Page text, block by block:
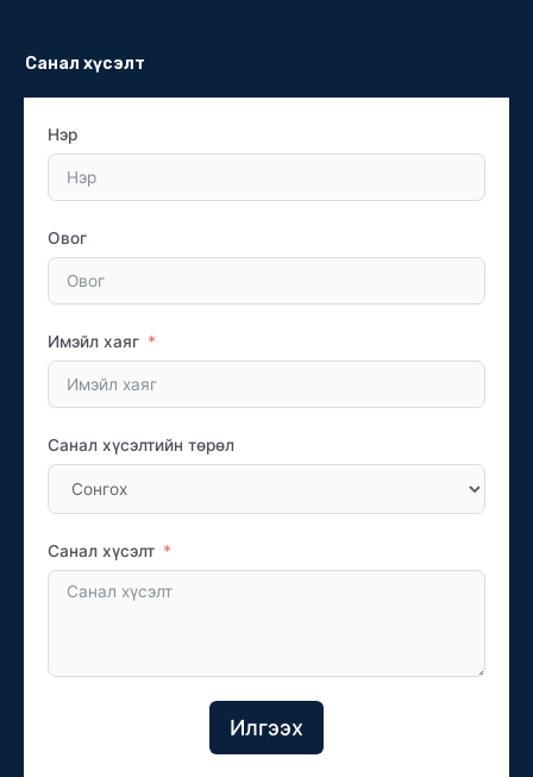
Санал хүсэлт
Нэр
Овог
Имэйл хаяг
Санал хүсэлтийн төрөл
Санал хүсэлт
Илгээх